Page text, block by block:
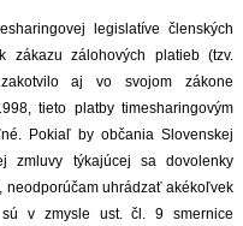
legislatíve členských
zákazu zálohových platieb (tzv.
aj vo svojom zákone
tieto platby timesharingovým
Pokiaľ by občania Slovenskej
zmluvy týkajúcej sa dovolenky
neodporúčam uhrádzať akékoľvek
v zmysle ust. čl. 9 smernice